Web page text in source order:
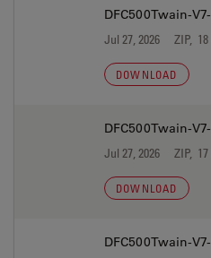
DFC500Twain-
Jul 27, 2026 ZIP,
DOWNLOAD
DFC500Twain-
Jul 27, 2026 ZIP,
DOWNLOAD
DFC500Twain-